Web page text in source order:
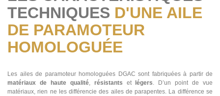
TECHNIQUES D'UNE AILE
DE PARAMOTEUR
HOMOLOGUÉE
Les ailes de paramoteur homologuées DGAC sont fabriquées à partir de
matériaux de haute qualité, résistants et légers
. D’un point de vue
matériaux, rien ne les différencie des ailes de parapentes. La différence se